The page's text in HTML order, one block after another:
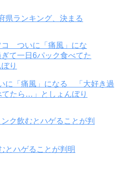
県ランキング、決まる
に「痛風」になる 「大好き過
てたら…」としょんぼり
とハゲることが判明